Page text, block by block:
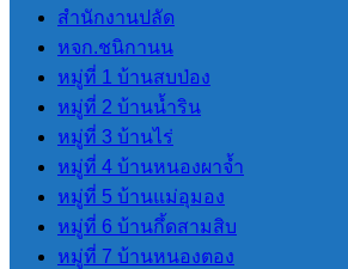
สํานักงานปลัด
หจก.ชนิกานน
หมู่ที่ 1 บ้านสบป่อง
หมู่ที่ 2 บ้านน้ำริน
หมู่ที่ 3 บ้านไร่
หมู่ที่ 4 บ้านหนองผาจ้ำ
หมู่ที่ 5 บ้านแม่อุมอง
หมู่ที่ 6 บ้านกึ้ดสามสิบ
หมู่ที่ 7 บ้านหนองตอง
โปร่งใสของ อปท. (ITA) 2568
การประเมินคุณธรรมและความ
โปร่งใสของ อปท. (ITA) 2569
LPA
การประเมินประสิทธิภาพขององค์กร
ปกครองส่วนท้องถิ่น LPA